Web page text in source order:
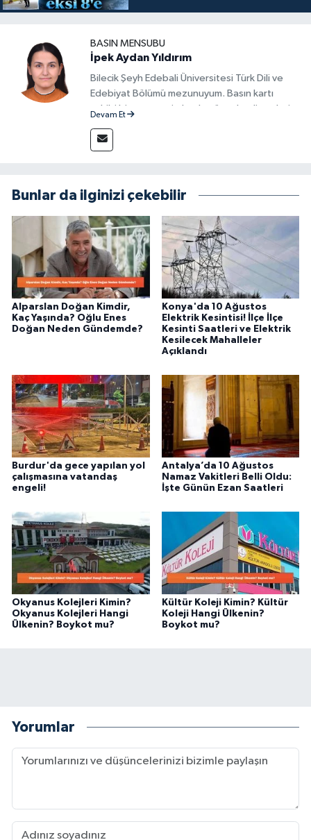
BASIN MENSUBU
İpek Aydan Yıldırım
Bilecik Şeyh Edebali Üniversitesi Türk Dili ve
Edebiyat Bölümü mezunuyum. Basın kartı
sahibi bir gazeteci olarak, güncel gelişmeleri
güvenilir ve tarafsız bilgilerle buluşturmayı
amaçlıyorum. Habercilik anlayışımda etik
alanlarda ürettiğim içeriklerle kamuoyuna
fayda sağla
Devam Et
Bunlar da ilginizi çekebilir
Alparslan Doğan Kimdir,
Kaç Yaşında? Oğlu Enes
Doğan Neden Gündemde?
Konya'da 10 Ağustos
Elektrik Kesintisi! İlçe İlçe
Kesinti Saatleri ve Elektrik
Kesilecek Mahalleler
Açıklandı
Burdur'da gece yapılan yol
çalışmasına vatandaş
engeli!
Antalya’da 10 Ağustos
Namaz Vakitleri Belli Oldu:
İşte Günün Ezan Saatleri
Okyanus Kolejleri Kimin?
Okyanus Kolejleri Hangi
Ülkenin? Boykot mu?
Kültür Koleji Kimin? Kültür
Koleji Hangi Ülkenin?
Boykot mu?
Yorumlar